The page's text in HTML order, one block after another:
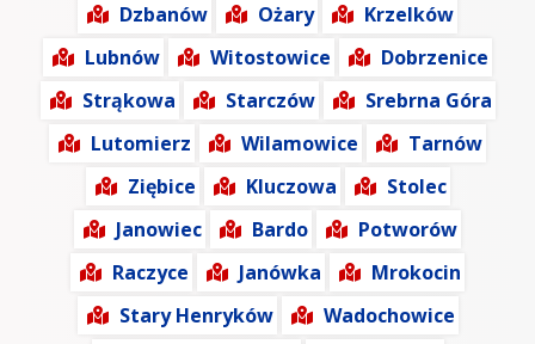
Dzbanów
Ożary
Krzelków
Lubnów
Witostowice
Dobrzenice
Strąkowa
Starczów
Srebrna Góra
Lutomierz
Wilamowice
Tarnów
Ziębice
Kluczowa
Stolec
Janowiec
Bardo
Potworów
Raczyce
Janówka
Mrokocin
Stary Henryków
Wadochowice